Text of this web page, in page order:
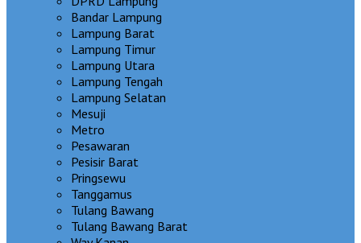
Bandar Lampung
Lampung Barat
Lampung Timur
Lampung Utara
Lampung Tengah
Lampung Selatan
Mesuji
Metro
Pesawaran
Pesisir Barat
Pringsewu
Tanggamus
Tulang Bawang
Tulang Bawang Barat